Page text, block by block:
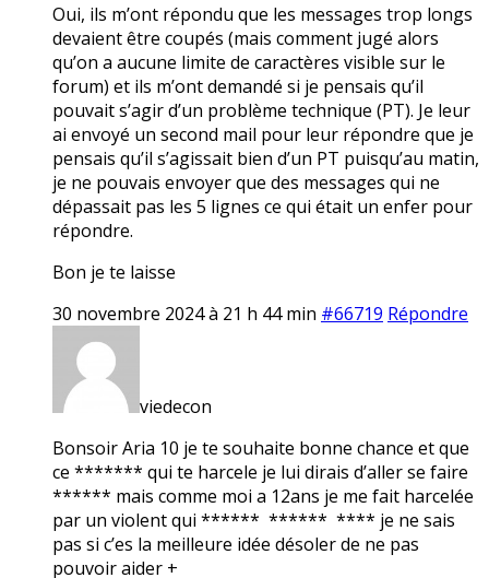
Oui, ils m’ont répondu que les messages trop longs
devaient être coupés (mais comment jugé alors
qu’on a aucune limite de caractères visible sur le
forum) et ils m’ont demandé si je pensais qu’il
pouvait s’agir d’un problème technique (PT). Je leur
ai envoyé un second mail pour leur répondre que je
pensais qu’il s’agissait bien d’un PT puisqu’au matin,
je ne pouvais envoyer que des messages qui ne
dépassait pas les 5 lignes ce qui était un enfer pour
répondre.
Bon je te laisse
30 novembre 2024 à 21 h 44 min #66719 Répondre
viedecon
Bonsoir Aria 10 je te souhaite bonne chance et que
ce ******* qui te harcele je lui dirais d’aller se faire
****** mais comme moi a 12ans je me fait harcelée
par un violent qui ****** ****** **** je ne sais
pas si c’es la meilleure idée désoler de ne pas
pouvoir aider +